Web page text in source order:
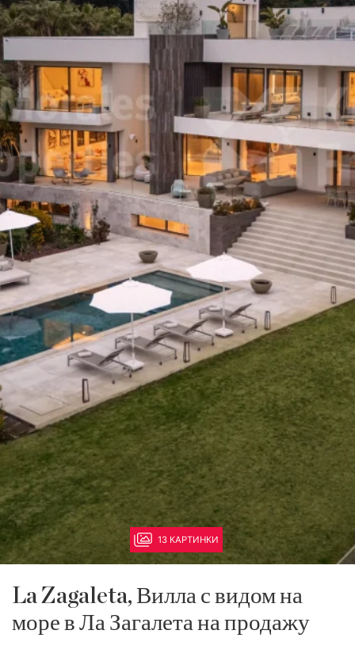
13 КАРТИНКИ
La Zagaleta, Вилла с видом на
море в Ла Загалета на продажу